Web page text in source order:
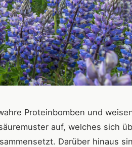
Proteinbomben und
auf, welches sich
Darüber hinaus